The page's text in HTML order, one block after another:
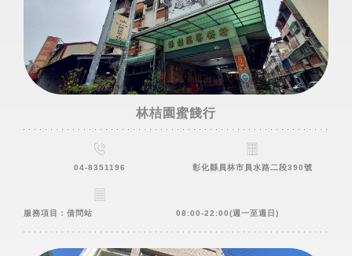
林桔園蜜餞行
04-8351196 彰化縣員林市員水路二段390號
服務項目：借問站 08:00-22:00(週一至週日)